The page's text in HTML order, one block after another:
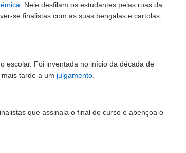
. Nele desfilam os estudantes pelas ruas da
se finalistas com as suas bengalas e cartolas,
escolar. Foi inventada no início da década de
mais tarde a um julgamento
que assinala o final do curso e abençoa o